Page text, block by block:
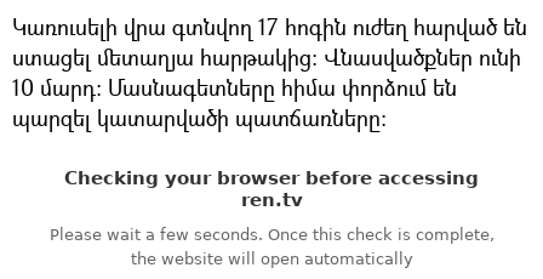
Կառուսելի վրա գտնվող 17 հոգին ուժեղ հարված են
ստացել մետաղյա հարթակից: Վնասվածքներ ունի
10 մարդ: Մասնագետները հիմա փորձում են
պարզել կատարվածի պատճառները: